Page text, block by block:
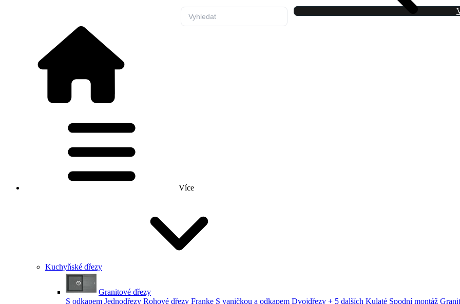
Více
Kuchyňské dřezy
Granitové dřezy
S odkapem Jednodřezy Rohové dřezy Franke S vaničkou a odkapem Dvojdřezy + 5 dalších Kulaté Spodní montáž